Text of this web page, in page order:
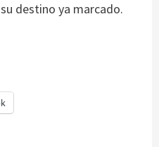
destino ya marcado.